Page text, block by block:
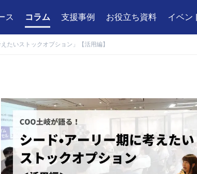
ス コラム 支援事例 お役立ち資料 イベン
たいストックオプション」【活用編】